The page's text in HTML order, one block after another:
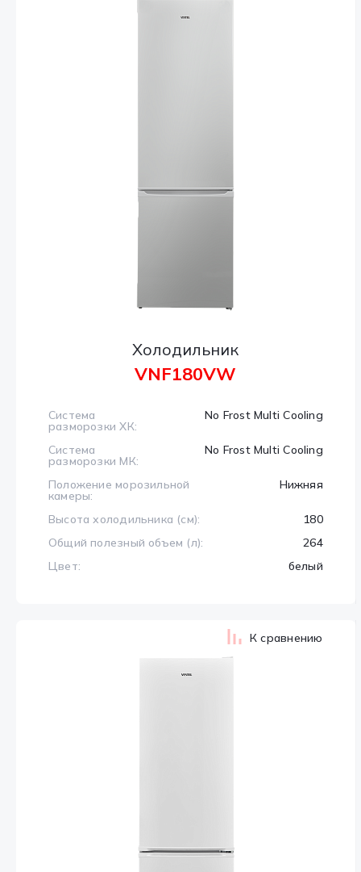
Холодильник
VNF180VW
Система
разморозки ХК:
No Frost Multi Cooling
Система
разморозки МК:
No Frost Multi Cooling
Положение морозильной
камеры:
Нижняя
Высота холодильника (см):
180
Общий полезный объем (л):
264
Цвет:
белый
К сравнению